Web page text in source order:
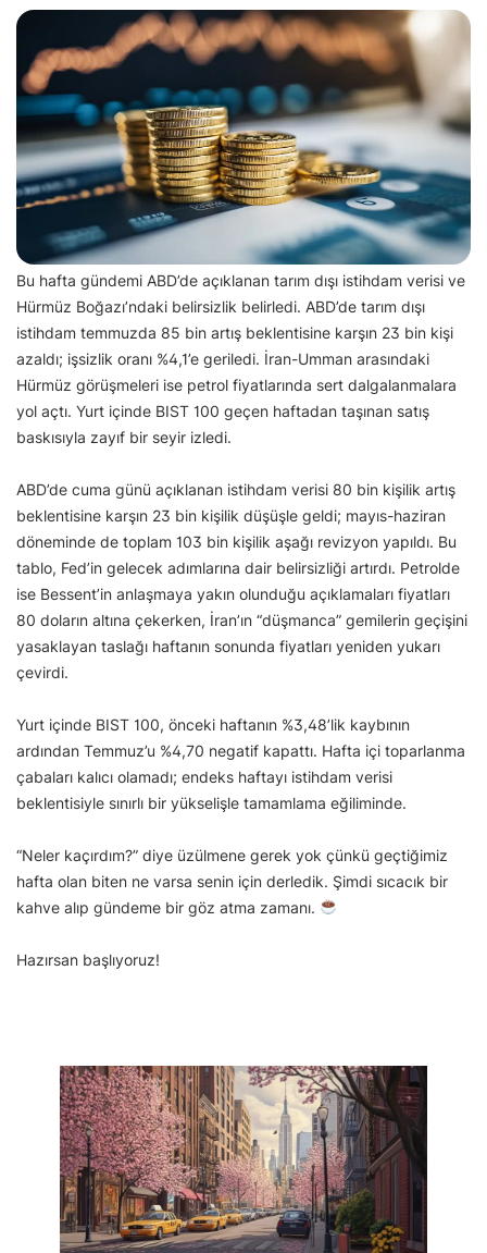
Bu hafta gündemi ABD’de açıklanan tarım dışı istihdam verisi ve
Hürmüz Boğazı’ndaki belirsizlik belirledi. ABD’de tarım dışı
istihdam temmuzda 85 bin artış beklentisine karşın 23 bin kişi
azaldı; işsizlik oranı %4,1’e geriledi. İran-Umman arasındaki
Hürmüz görüşmeleri ise petrol fiyatlarında sert dalgalanmalara
yol açtı. Yurt içinde BIST 100 geçen haftadan taşınan satış
baskısıyla zayıf bir seyir izledi.
ABD’de cuma günü açıklanan istihdam verisi 80 bin kişilik artış
beklentisine karşın 23 bin kişilik düşüşle geldi; mayıs-haziran
döneminde de toplam 103 bin kişilik aşağı revizyon yapıldı. Bu
tablo, Fed’in gelecek adımlarına dair belirsizliği artırdı. Petrolde
ise Bessent’in anlaşmaya yakın olunduğu açıklamaları fiyatları
80 doların altına çekerken, İran’ın “düşmanca” gemilerin geçişini
yasaklayan taslağı haftanın sonunda fiyatları yeniden yukarı
çevirdi.
Yurt içinde BIST 100, önceki haftanın %3,48’lik kaybının
ardından Temmuz’u %4,70 negatif kapattı. Hafta içi toparlanma
çabaları kalıcı olamadı; endeks haftayı istihdam verisi
beklentisiyle sınırlı bir yükselişle tamamlama eğiliminde.
“Neler kaçırdım?” diye üzülmene gerek yok çünkü geçtiğimiz
hafta olan biten ne varsa senin için derledik. Şimdi sıcacık bir
kahve alıp gündeme bir göz atma zamanı.
Hazırsan başlıyoruz!